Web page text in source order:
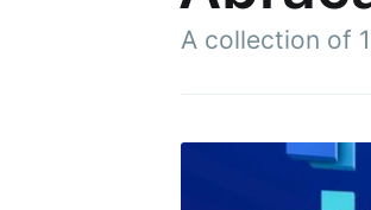
A collection of